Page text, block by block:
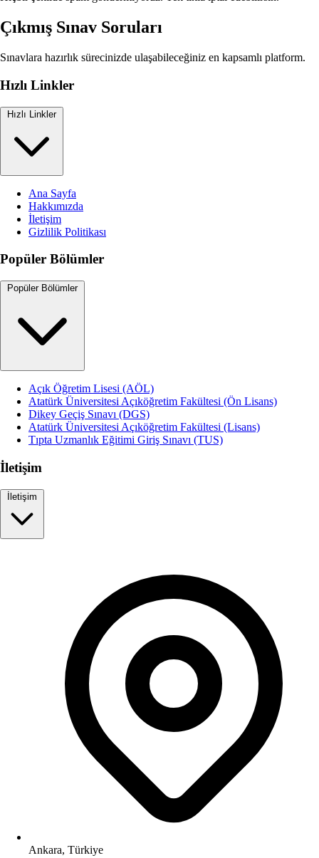
Çıkmış Sınav Soruları
Sınavlara hazırlık sürecinizde ulaşabileceğiniz en kapsamlı platform.
Hızlı Linkler
Hızlı Linkler
Ana Sayfa
Hakkımızda
İletişim
Gizlilik Politikası
Popüler Bölümler
Popüler Bölümler
Açık Öğretim Lisesi (AÖL)
Atatürk Üniversitesi Açıköğretim Fakültesi (Ön Lisans)
Dikey Geçiş Sınavı (DGS)
Atatürk Üniversitesi Açıköğretim Fakültesi (Lisans)
Tıpta Uzmanlık Eğitimi Giriş Sınavı (TUS)
İletişim
İletişim
Ankara, Türkiye